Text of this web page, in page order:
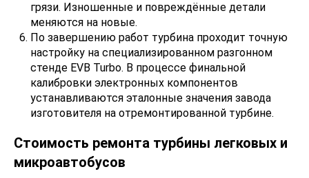
грязи. Изношенные и повреждённые детали
меняются на новые.
По завершению работ турбина проходит точную
настройку на специализированном разгонном
стенде EVB Turbo. В процессе финальной
калибровки электронных компонентов
устанавливаются эталонные значения завода
изготовителя на отремонтированной турбине.
Стоимость ремонта турбины легковых и
микроавтобусов